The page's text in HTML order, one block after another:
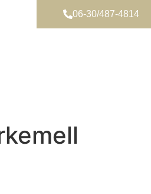
06-30/487-4814